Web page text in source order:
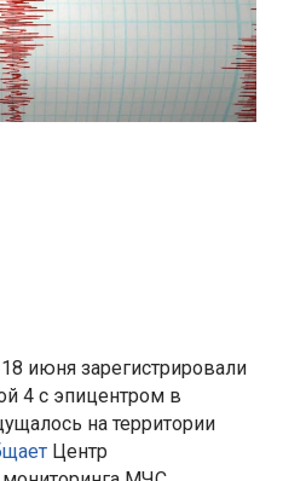
июня зарегистрировали
4 с эпицентром в
на территории
Центр